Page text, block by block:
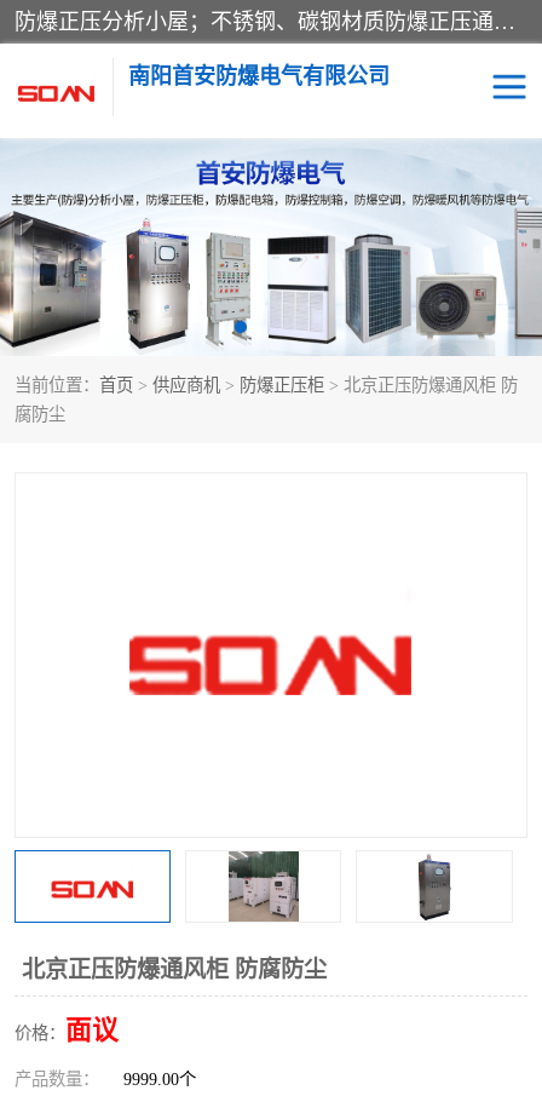
防爆正压分析小屋；不锈钢、碳钢材质防爆正压通风柜，分上下、左右、外挂三种款式；立式、挂式防爆配电柜体；不锈钢、碳钢防爆变频、磁力、星三角启动器；不锈钢、碳钢、铸铝防爆控制箱柜；可操作按键、多块式防爆仪表箱；多材质防爆接线箱；台式防爆电脑、防爆监视器。产品适配石油、化工、煤炭、电力、纺织、酿酒、航天、铁路、冶金、船舶、消防、市政等多行业工况使用。
南阳首安防爆电气有限公司
当前位置： 首页 > 供应商机 > 防爆正压柜 > 北京正压防爆通风柜 防
腐防尘
北京正压防爆通风柜 防腐防尘
价格： 面议
产品数量： 9999.00个
防爆小屋 防爆正压柜
防爆空调 防爆配电箱
防爆控制箱 防爆接线箱
防爆操作柱 防爆监视显示器